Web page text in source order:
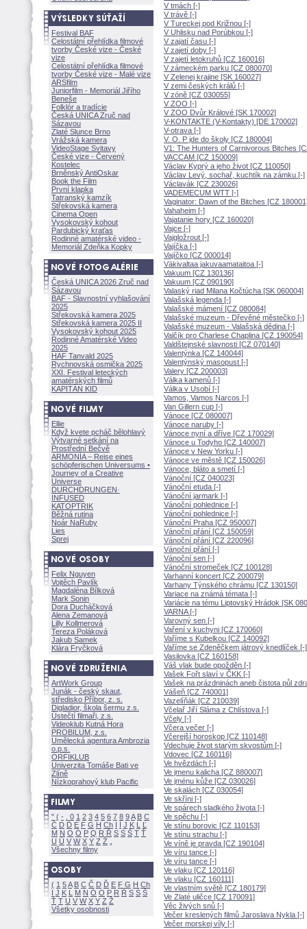
Festival BAF
Celostátní přehlídka filmové
tvorby České vize - České
vize
Celostátní přehlídka filmové
tvorby České vize - Malé vize
ARSfilm
Juniorfilm - Memoriál Jiřího
Beneše
Folklór a tradície
Česká UNICA Zruč nad
Sázavou
Zlaté Slunce Brno
Vrážská kamera
VideoStage Svitavy
České vize - Červený
Kostelec
Brněnský AntiOskar
Book the Film
První klapka
Tatranský kamzík
Střekovská kamera
Cinema Open
Vysokovský kohout
Pardubický kraťas
Rodinné amatérské video -
Memoriál Zdeňka Kopky
Česká UNICA 2026 Zruč nad
Sázavou
BAF - Slavnostní vyhlašování
2025
Střekovská kamera 2025
Střekovská kamera 2025 II
Vysokovský kohout 2025
Rodinné Amatérské Video
2025
HAF Tanvald 2025
Rychnovská osmička 2025
XXI. Festival leteckých
amatérských filmů
KAPITÁN KID
Ellie
Když kvete pcháč bělohlavý
Výtvarné setkání na
Prostřední Bečvě
ARMONÍA – Reise eines
schöpferischen Universums •
Journey of a Creative
Universe
DURCHDRUNGEN·
INFUSED
KATOPTRIK
Běžná rutina
Noár NaRuby
Lies
Sprej
Felix Nguyen
Vojtěch Pavlík
Magdaléna Bílkov
Mark Sonin
Dora Ducháčkov
Alena Zemanov
Lilly Kollmerov
Tereza Polákov
Jakub Samek
Klára Fryčkov
ArtWork Group
Junák - český skaut,
středisko Příbor, z. s.
Digladior, škola šermu z.s.
Ústečtí filmaři, z.s.
Videoklub Kutná Hora
PROBILUM, z.s.
Umělecká agentura Ambrozia
o.p.s.
ORFIKLUB
Univerzita Tomáše Bati ve
Zlíně
Nízkoprahový klub Pacific
" ( - 0 1 2 3 4 5 6 7 8 9A B C
Č D Ď E F G H Ch I Í J K L
Ľ
M N O Ó P Q R Ř S Ś T Ť
U Ú V W X Y Z
Všechny filmy
( 1 5A B C Č D Ď E F G H Ch
I J K L M N Ó O P R Ř S Ś
Ť T U V W X Y Z
Všetky osobnosti
V tmách [-]
V trávě [-]
V Tureckej pod Križnou [-]
V Uhlisku nad Porúbkou [-]
V zajatí času [-]
V zajetí doby [-]
V zajetí letokruhů [CZ 160016]
V zámeckém parku [CZ 080070]
V Zelenej krajine [SK 160027]
V zemi českých králů [-]
V zóně [CZ 030055]
V ZOO [-]
V ZOO Dvůr Králové [SK 170002]
V-KONTAKTE (V-Kontakty) [DE 170002]
V-otrava [-]
V. O. P jde do školy [CZ 180004]
V1: The Hunters of Carnivorous Bitches
VACCAM [CZ 150009]
Václav Kyprý a jeho život [CZ 110050]
Václav Levý, sochař, kuchtík na zámku [-]
Václavák [CZ 230026]
VADEMECUM WTT [-]
Vaginator: Dawn of the Bitches [CZ
Vahaheim [-]
Vajatanie hory [CZ 160020]
Vajce [-]
Vajgložrout [-]
Vajíčka [-]
Vajíčko [CZ 000014]
Väkivaltaa jakuvaamataitoa [-]
Vakuum [CZ 130136]
Vakuum [CZ 090190]
Valaský riad Milana Kočtúcha [SK 060004]
Valašská legenda [-]
Valašské mámení [CZ 080084]
Valašské muzeum - Dřevěné městečko [-]
Valašské muzeum - Valašská dědina [-]
Valčík pro Charlese Chaplina [CZ 190054]
Valdštejnské slavnosti [CZ 070140]
Valentýnka [CZ 140044]
Valentýnský masopust [-]
Valery [CZ 200003]
Válka kamenů [-]
Válka v Usobí [-]
Vamos, Vamos Narcos [-]
Van Gillern cup [-]
Vánoce [CZ 080007]
Vánoce naruby [-]
Vánoce nyní a dříve [CZ 170029]
Vánoce u Todyho [CZ 140007]
Vánoce v New Yorku [-]
Vánoce ve městě [CZ 150026]
Vánoce, bláto a smetí [-]
Vánoční [CZ 040023]
Vánoční etuda [-]
Vánoční jarmark [-]
Vánoční pohlednice [-]
Vánoční pohlednice [-]
Vánoční Praha [CZ 950007]
Vánoční přání [CZ 150059]
Vánoční přání [CZ 220096]
Vánoční přání [-]
Vánoční sen [-]
Vánoční stromeček [CZ 100128]
Varhanní koncert [CZ 200079]
Varhany Týnského chrámu [CZ 130150]
Variace na známá témata [-]
Variácie na tému Liptovský Hrádok [SK
VARNA [-]
Varovný sen [-]
Vaření v kuchyni [CZ 170060]
Vaříme s Kubelkou [CZ 140092]
Vaříme se Zdeněčkem játrový knedlíček [-]
Vasilovka [CZ 160158]
Váš vlak bude opožděn [-]
Vašek Fořt slaví v ČKK [-]
Vašek na prázdninách aneb čistota půl
Vášeň [CZ 740001]
Vazelíňák [CZ 210039]
Včelař Jiří Sláma z Chlístova [-]
Včely [-]
Včera večer [-]
Včerejší horoskop [CZ 110148]
Vdechuje život starým skvostům [-]
Vdovec [CZ 160116]
Ve hvězdách [-]
Ve jmenu kalicha [CZ 880007]
Ve jménu kůže [CZ 030026]
Ve skalách [CZ 030054]
Ve skříni [-]
Ve spárech sladkého života [-]
Ve spěchu [-]
Ve stínu borovic [CZ 110153]
Ve stínu strachu [-]
Ve víně je pravda [CZ 190104]
Ve víru tance [-]
Ve víru tance [-]
Ve vlaku [CZ 120116]
Ve vlaku [CZ 160111]
Ve vlastním světě [CZ 180179]
Ve Zlaté uličce [CZ 170091]
Věc živých snů [-]
Večer kreslených filmů Jaroslava Nykla [-]
Večer morskej víly [-]